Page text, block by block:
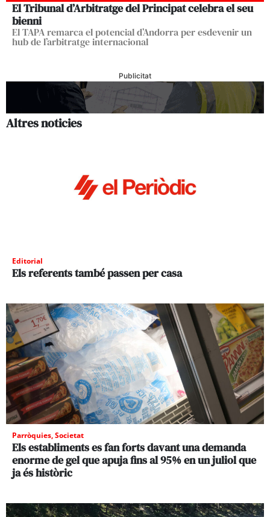
El Tribunal d’Arbitratge del Principat celebra el seu
bienni
El TAPA remarca el potencial d’Andorra per esdevenir un
hub de l’arbitratge internacional
Publicitat
Altres noticies
Editorial
Els referents també passen per casa
Parròquies,Societat
Els establiments es fan forts davant una demanda
enorme de gel que apuja fins al 95% en un juliol que
ja és històric